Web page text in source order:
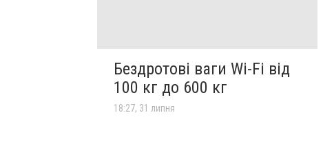
Бездротові ваги Wi-Fi від
100 кг до 600 кг
18:27, 31 липня